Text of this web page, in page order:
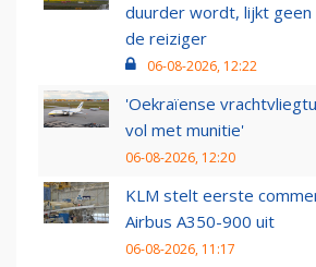
duurder wordt, lijkt
de reiziger
06-08-2026, 12:22
'Oekraïense
vol met munitie'
06-08-2026, 12:20
KLM stelt eerste
Airbus A350-900 uit
06-08-2026, 11:17